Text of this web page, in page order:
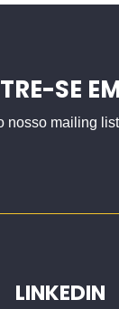
SE
nosso mailing
LINKEDIN